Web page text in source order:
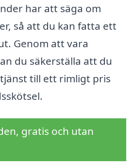
har att säga om
så att du kan fatta ett
Genom att vara
du säkerställa att du
till ett rimligt pris
gratis och utan